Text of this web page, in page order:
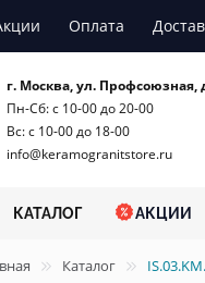
Оплата
г. Москва, ул. Профсоюзная,
Пн-Сб: с 10-00 до 20-00
Вс: с 10-00 до 18-00
info@keramogranitstore.ru
КАТАЛОГ АКЦИИ
Каталог